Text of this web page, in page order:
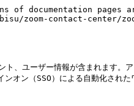
documentation pages
contact-center/
、ユーザー情報が含まれます。
オン（SSO）による自動化され